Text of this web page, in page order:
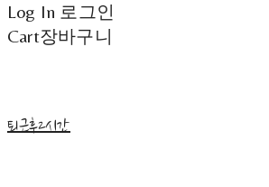
Log In 로그인
Cart장바구니
퇴근후2시간